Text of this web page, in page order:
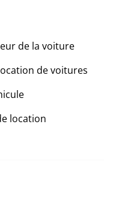
de la voiture
de voitures
location